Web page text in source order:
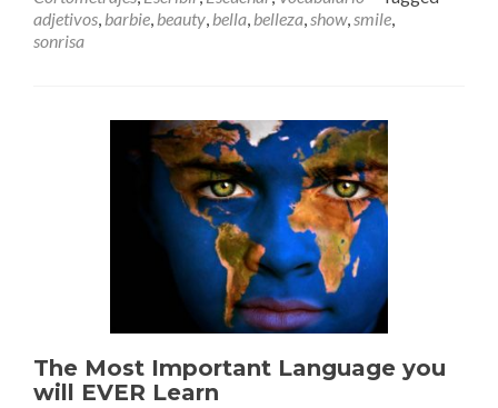
¿Es
bella?
adjetivos barbie beauty bella belleza show, smile
sonrisa
The Most Important Language you
will EVER Learn